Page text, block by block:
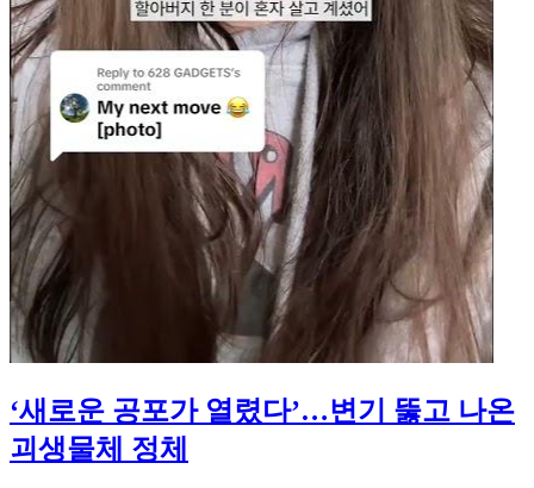
‘새로운 공포가 열렸다’…변기 뚫고 나온
괴생물체 정체